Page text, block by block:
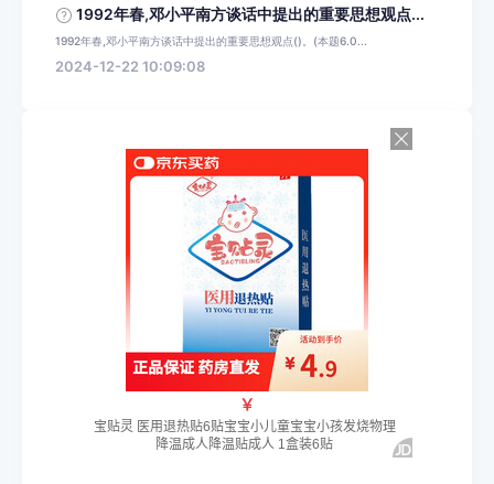
1992年春,邓小平南方谈话中提出的重要思想观点...
1992年春,邓小平南方谈话中提出的重要思想观点()。(本题6.0...
2024-12-22 10:09:08